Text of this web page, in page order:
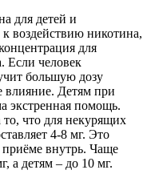
для детей и
воздействию никотина,
для
Если человек
большую дозу
влияние. Детям при
экстренная помощь.
что для некурящих
4-8 мг. Это
внутрь. Чаще
а детям – до 10 мг.